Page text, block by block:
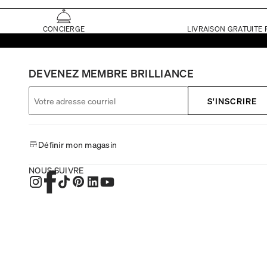
CONCIERGE LIVRAISON GRATUITE
DEVENEZ MEMBRE BRILLIANCE
S'INSCRIRE
Définir mon magasin
NOUS SUIVRE